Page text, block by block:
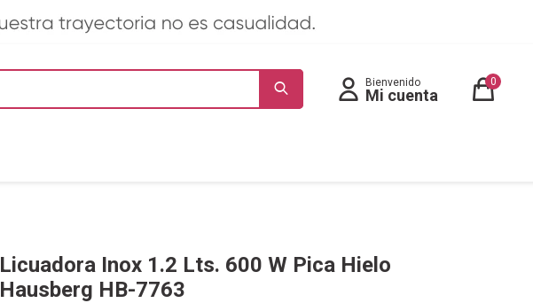
0
Licuadora Inox 1.2 Lts. 600 W Pica Hielo
Hausberg HB-7763